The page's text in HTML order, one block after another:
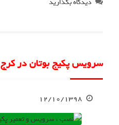
دیدگاه بگذارید
سرویس پکیج بوتان در کرج
۱۲/۱۰/۱۳۹۸